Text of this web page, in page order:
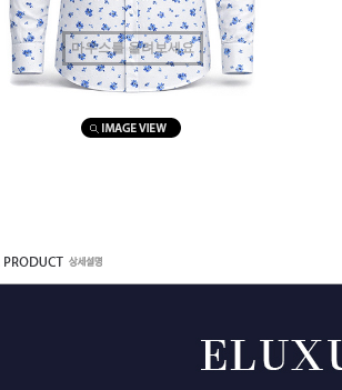
마우스를 올려보세요